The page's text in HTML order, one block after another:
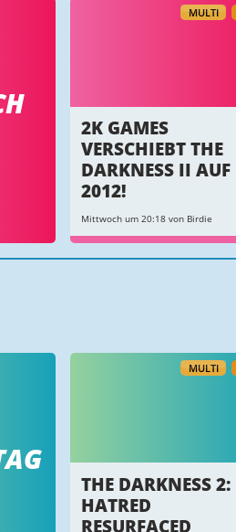
MULTI
2K GAMES
VERSCHIEBT THE
DARKNESS II AUF
2012!
Mittwoch um 20:18 von Birdie
MULTI
THE DARKNESS 2:
HATRED
RESURFACED